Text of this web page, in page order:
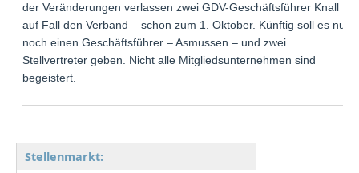
der Veränderungen verlassen zwei GDV-Geschäftsführer Knall
auf Fall den Verband – schon zum 1. Oktober. Künftig soll es nur
noch einen Geschäftsführer – Asmussen – und zwei
Stellvertreter geben. Nicht alle Mitgliedsunternehmen sind
begeistert.
Stellenmarkt: